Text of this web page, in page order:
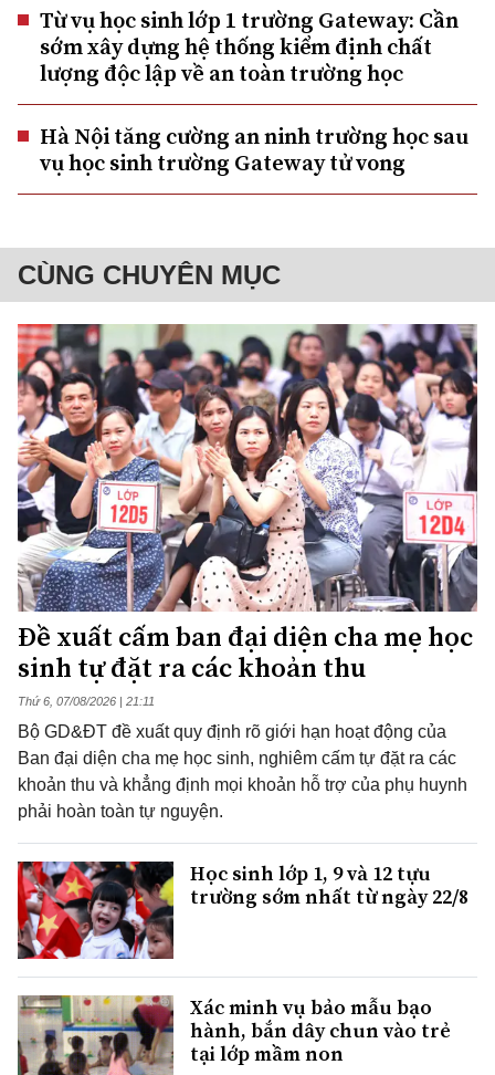
Từ vụ học sinh lớp 1 trường Gateway: Cần
sớm xây dựng hệ thống kiểm định chất
lượng độc lập về an toàn trường học
Hà Nội tăng cường an ninh trường học sau
vụ học sinh trường Gateway tử vong
CÙNG CHUYÊN MỤC
Đề xuất cấm ban đại diện cha mẹ học
sinh tự đặt ra các khoản thu
Thứ 6, 07/08/2026 | 21:11
Bộ GD&ĐT đề xuất quy định rõ giới hạn hoạt động của
Ban đại diện cha mẹ học sinh, nghiêm cấm tự đặt ra các
khoản thu và khẳng định mọi khoản hỗ trợ của phụ huynh
phải hoàn toàn tự nguyện.
Học sinh lớp 1, 9 và 12 tựu
trường sớm nhất từ ngày 22/8
Xác minh vụ bảo mẫu bạo
hành, bắn dây chun vào trẻ
tại lớp mầm non